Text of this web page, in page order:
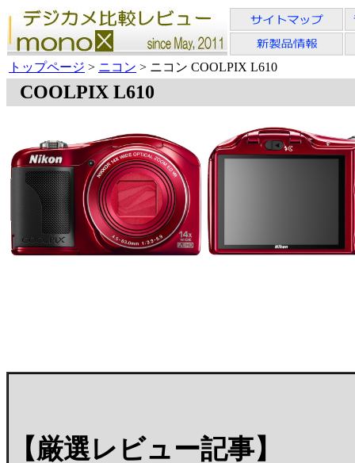
トップページ > ニコン > ニコン COOLPIX L610
COOLPIX L610
【厳選レビュー記事】